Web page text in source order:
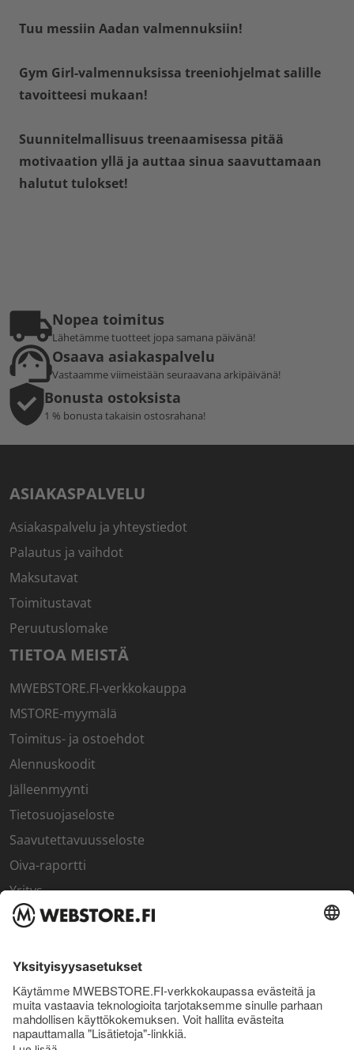
Tuu messiin Aadan valmennuksiin!
Gym Girl-valmennuksissa treeniohjelmat salille
tavoitteesi mukaan!
Suunnitelmallisuus treenaamisessa pitää
motivaation yllä ja auttaa sinua saavuttamaan
halutut tulokset!
Nopea toimitus
Lähetämme tuotteet jopa samana päivänä!
Osaava asiakaspalvelu
Vastaamme viimeistään seuraavana arkipäivänä!
Bonusta ostoksista
1 % bonusta takaisin ostosrahana!
ASIAKASPALVELU
Asiakaspalvelu ja yhteystiedot
Palautus ja vaihdot
Maksutavat
Toimitustavat
Peruutuslomake
TIETOA MEISTÄ
MWEBSTORE.FI-verkkokauppa
MSTORE-myymälä
Toimitus- ja ostoehdot
Alennuskoodit
Jälleenmyynti
Tietosuojaseloste
Saavutettavuusseloste
Oiva-raportti
Yritys
SISÄPIIRI
Sisäpiirin bonusohjelma
Uutiskirje
Uutiset ja artikkelit